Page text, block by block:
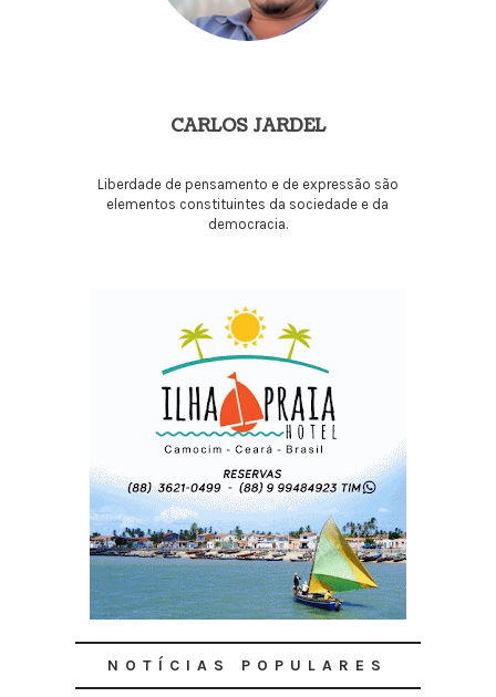
CARLOS JARDEL
Liberdade de pensamento e de expressão são
elementos constituintes da sociedade e da
democracia.
NOTÍCIAS POPULARES